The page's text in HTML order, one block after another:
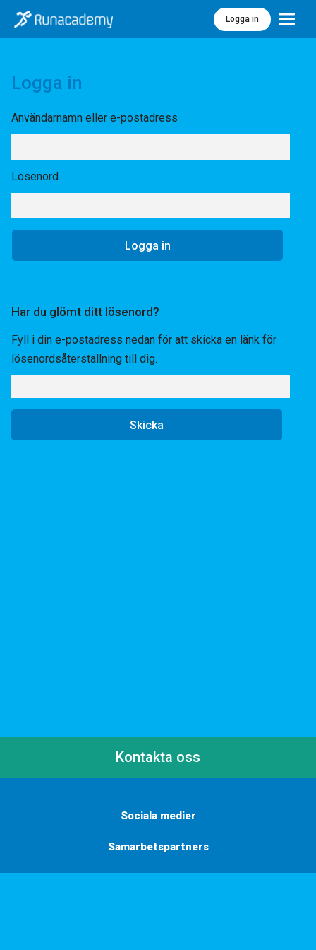
Logga in Meny
Logga in
Användarnamn eller e-postadress
Lösenord
Har du glömt ditt lösenord?
Fyll i din e-postadress nedan för att skicka en länk för
lösenordsåterställning till dig.
Kontakta oss
Sociala medier
Samarbetspartners